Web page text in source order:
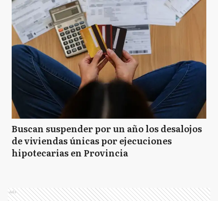
Buscan suspender por un año los desalojos
de viviendas únicas por ejecuciones
hipotecarias en Provincia
Ads